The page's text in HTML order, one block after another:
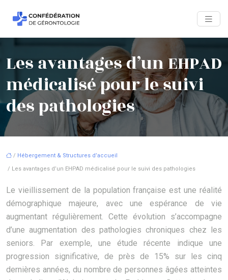
Les avantages d’un EHPAD
médicalisé pour le suivi
des pathologies
/ Hébergement & Structures d’accueil
/ Les avantages d’un EHPAD médicalisé pour le suivi des pathologies
Le vieillissement de la population française est une réalité
démographique majeure, avec une espérance de vie
augmentant régulièrement. Cette évolution s’accompagne
d’une augmentation des pathologies chroniques chez les
seniors. Par exemple, une étude récente indique une
progression significative, de près de 15% sur les cinq
dernières années, du nombre de personnes âgées atteintes